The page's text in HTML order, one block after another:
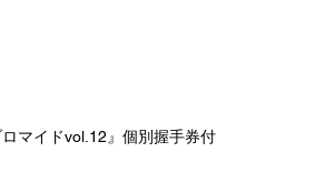
マイドvol.12』個別握手券付